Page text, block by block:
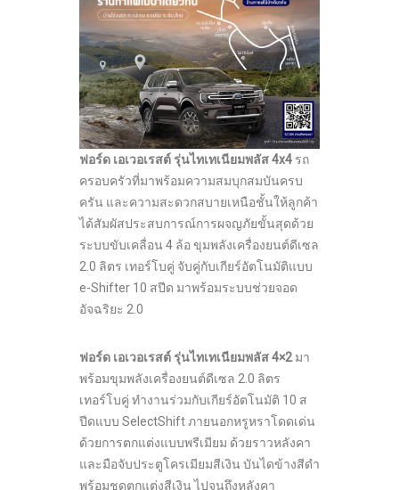
ฟอร์ด เอเวอเรสต์ รุ่นไทเทเนียมพลัส 4x4 รถ
ครอบครัวที่มาพร้อมความสมบุกสมบันครบ
ครัน และความสะดวกสบายเหนือชั้นให้ลูกค้า
ได้สัมผัสประสบการณ์การผจญภัยขั้นสุดด้วย
ระบบขับเคลื่อน 4 ล้อ ขุมพลังเครื่องยนต์ดีเซล
2.0 ลิตร เทอร์โบคู่ จับคู่กับเกียร์อัตโนมัติแบบ
e-Shifter 10 สปีด มาพร้อมระบบช่วยจอด
อัจฉริยะ 2.0
ฟอร์ด เอเวอเรสต์ รุ่นไทเทเนียมพลัส4×2มา
พร้อมขุมพลังเครื่องยนต์ดีเซล 2.0 ลิตร
เทอร์โบคู่ ทำงานร่วมกับเกียร์อัตโนมัติ 10 ส
ปีดแบบ SelectShift ภายนอกหรูหราโดดเด่น
ด้วยการตกแต่งแบบพรีเมียม ด้วยราวหลังคา
และมือจับประตูโครเมียมสีเงิน บันไดข้างสีดำ
พร้อมชุุดตกแต่งสีเงิน ไปจนถึงหลังคา